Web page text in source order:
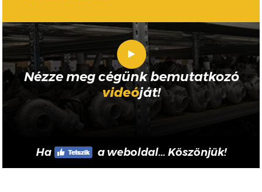
Nézze meg cégünk bemutatkozó
videóját!
Ha a weboldal... Köszönjük!